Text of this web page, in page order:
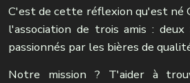
C'est de cette réflexion qu'est né
l'association de trois amis :
passionnés par les bières de
Notre mission ? T'aider à